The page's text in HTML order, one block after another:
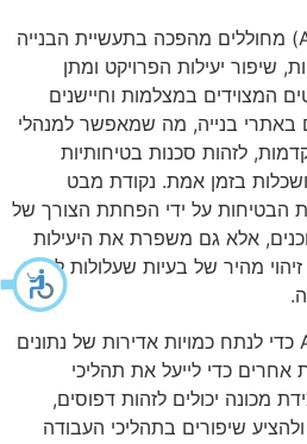
מל"טים ובינה מלאכותית (AI) מחוללים מהפכה בתעשיית הבנייה
שיפור יעילות הפרויקט ומתן
המצוידים במצלמות וחיישנים
באתרי בנייה, מה שמאפשר למנהלי
לזהות סכנות בטיחותיות
בזמן אמת. נקודת מבט
הבטיחות על ידי הפחתת הצורך של
אלא גם משפרת את היעילות
מהיר של בעיות שעלולות לעכב
נעשה שימוש בטכנולוגיות AI כדי לנתח כמויות אדירות של נתונים
כדי לייעל את תהליכי
מכונה יכולים לזהות דפוסים,
ולהציע שיפורים בתהליכי העבודה